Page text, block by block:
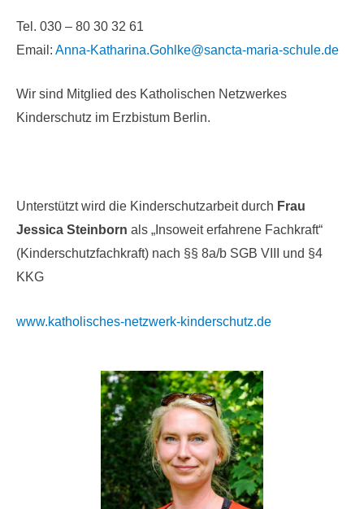
Tel. 030 – 80 30 32 61
Email: Anna-Katharina.Gohlke@sancta-maria-schule.de
Wir sind Mitglied des Katholischen Netzwerkes
Kinderschutz im Erzbistum Berlin.
Unterstützt wird die Kinderschutzarbeit durch Frau
Jessica Steinborn als „Insoweit erfahrene Fachkraft“
(Kinderschutzfachkraft) nach §§ 8a/b SGB VIII und §4
KKG
www.katholisches-netzwerk-kinderschutz.de